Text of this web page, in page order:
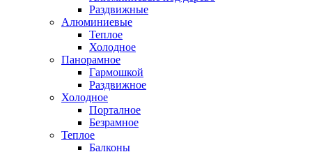
Раздвижные
Алюминиевые
Теплое
Холодное
Панорамное
Гармошкой
Раздвижное
Холодное
Порталное
Безрамное
Теплое
Балконы